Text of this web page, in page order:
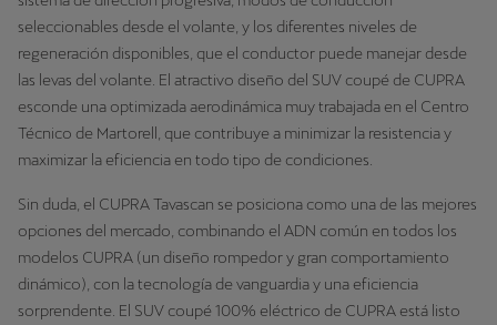
seleccionables desde el volante, y los diferentes niveles de
regeneración disponibles, que el conductor puede manejar desde
las levas del volante. El atractivo diseño del SUV coupé de CUPRA
esconde una optimizada aerodinámica muy trabajada en el Centro
Técnico de Martorell, que contribuye a minimizar la resistencia y
maximizar la eficiencia en todo tipo de condiciones.
Sin duda, el CUPRA Tavascan se posiciona como una de las mejores
opciones del mercado, combinando el ADN común en todos los
modelos CUPRA (un diseño rompedor y gran comportamiento
dinámico), con la tecnología de vanguardia y una eficiencia
sorprendente. El SUV coupé 100% eléctrico de CUPRA está listo